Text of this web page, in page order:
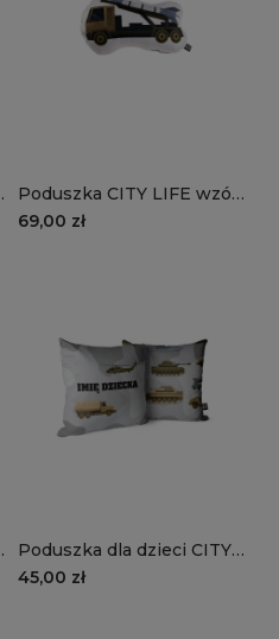
Poduszka CITY LIFE wzór
D1213D | wyrzutnia rakiet
69,00 zł
Poduszka dla dzieci CITY
LIFE wzór D121 z imieniem
45,00 zł